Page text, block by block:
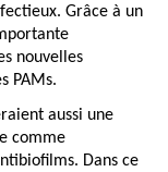
Grâce à un
nouvelles
PAMs.
aussi une
comme
Dans ce